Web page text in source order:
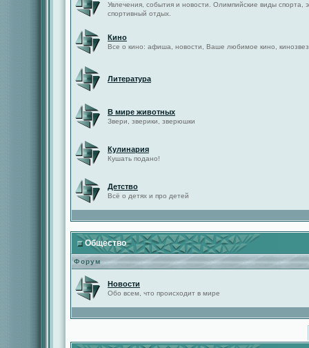
Увлечения, события и новости. Олимпийские виды спорта,
спортивный отдых.
Кино
Все о кино: афиша, новости, Ваше любимое кино,
Литература
В мире животных
Звери, зверики, зверюшки
Кулинария
Кушать подано!
Детство
Всё о детях и про детей
Общество
Форум
Новости
Обо всем, что происходит в мире